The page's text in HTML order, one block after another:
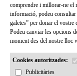
comprendre i millorar-ne el
informació, podeu consultar
galetes” per donar el vostre
Podeu canviar les opcions
moment des del nostre lloc
Cookies autoritzades:
Publicitàries